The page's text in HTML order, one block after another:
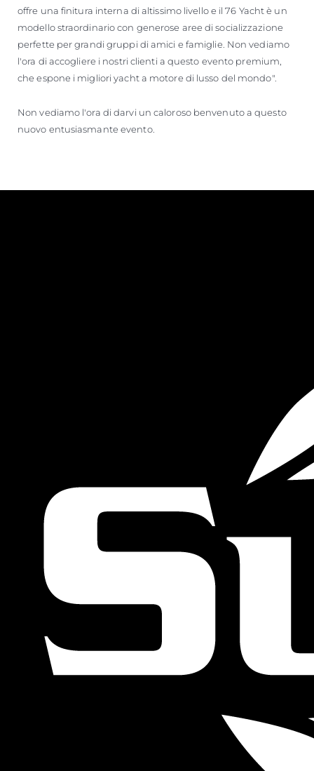
offre una finitura interna di altissimo livello e il 76 Yacht è un
modello straordinario con generose aree di socializzazione
perfette per grandi gruppi di amici e famiglie. Non vediamo
l'ora di accogliere i nostri clienti a questo evento premium,
che espone i migliori yacht a motore di lusso del mondo".
Non vediamo l'ora di darvi un caloroso benvenuto a questo
nuovo entusiasmante evento.